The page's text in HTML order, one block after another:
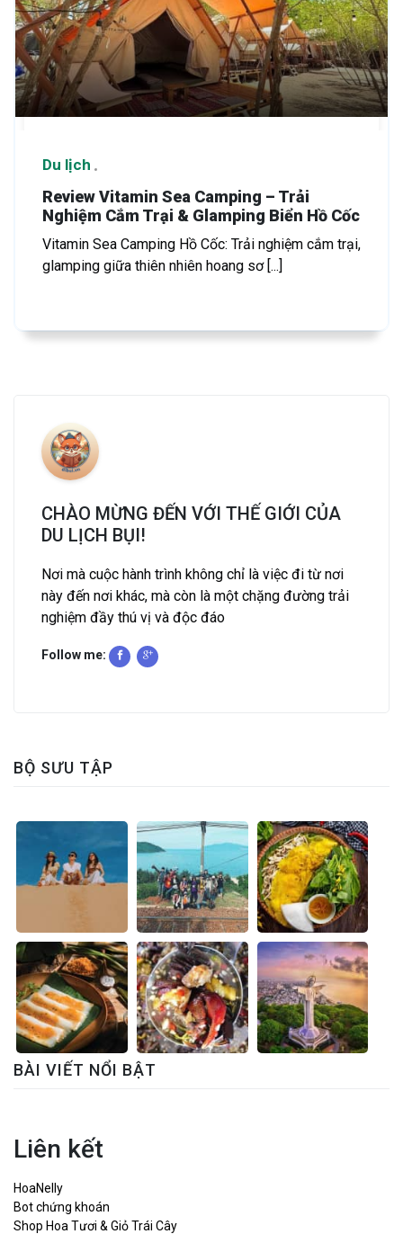
Du lịch
Review Vitamin Sea Camping – Trải
Nghiệm Cắm Trại & Glamping Biển Hồ Cốc
Vitamin Sea Camping Hồ Cốc: Trải nghiệm cắm trại,
glamping giữa thiên nhiên hoang sơ [...]
CHÀO MỪNG ĐẾN VỚI THẾ GIỚI CỦA
DU LỊCH BỤI!
Nơi mà cuộc hành trình không chỉ là việc đi từ nơi
này đến nơi khác, mà còn là một chặng đường trải
nghiệm đầy thú vị và độc đáo
Follow me:
BỘ SƯU TẬP
BÀI VIẾT NỔI BẬT
Liên kết
HoaNelly
Bot chứng khoán
Shop Hoa Tươi & Giỏ Trái Cây